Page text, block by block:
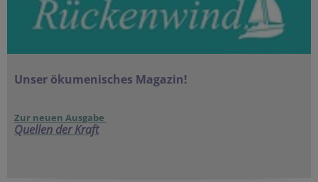
Unser ökumenisches Magazin!
Zur neuen Ausgabe
Quellen der Kraft